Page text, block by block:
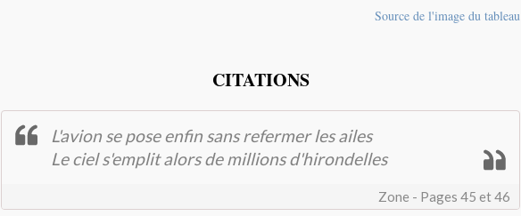
Source de l'image du tableau
CITATIONS
L'avion se pose enfin sans refermer les ailes
Le ciel s'emplit alors de millions d'hirondelles
Zone - Pages 45 et 46